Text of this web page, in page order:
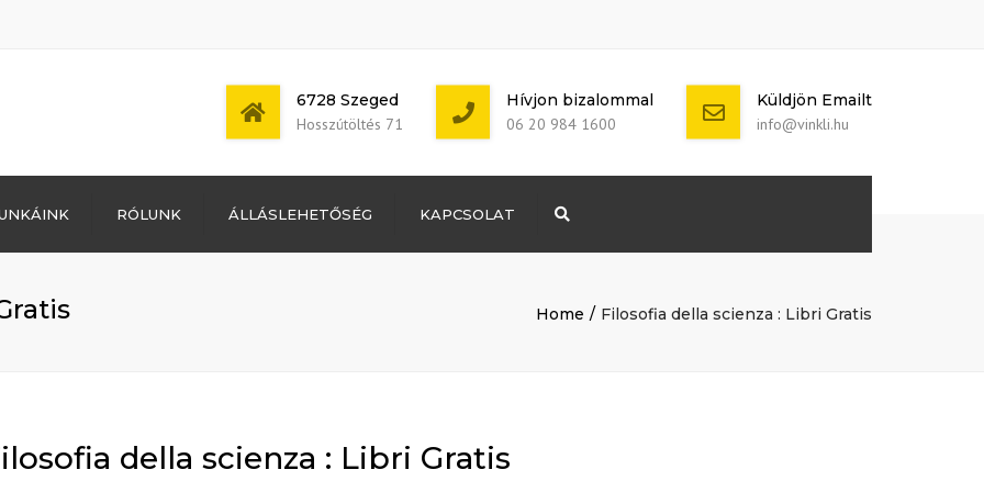
Bejegyzések
Mon - Sat: 7:00 -
+ 386 40 111
6728 Szeged
Hosszútöltés 71
Hívjon bizalommal
06 20 984 1600
Küldjön Emailt
info@vinkli.hu
RÓLUNK ÁLLÁSLEHETŐSÉG KAPCSOLAT
Home Filosofia della scienza : Libri Gratis
della scienza : Libri Gratis